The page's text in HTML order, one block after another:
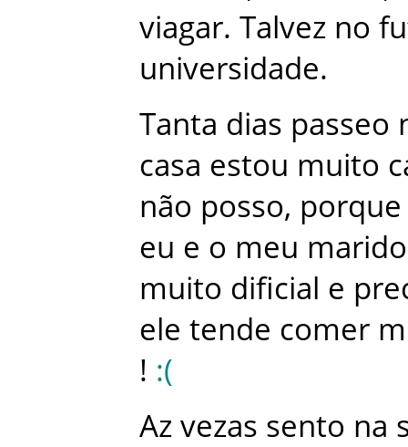
viagar. Talvez no
universidade.
Tanta dias passeo
casa estou muito
não posso, porque
eu e o meu marido
muito dificial e
ele tende comer
! :(
Az vezas sento na